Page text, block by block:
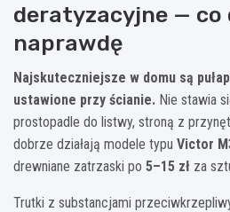
deratyzacyjne — co
naprawdę
Najskuteczniejsze w domu są
ustawione przy ścianie. Nie stawia
prostopadle do listwy, stroną z
dobrze działają modele typu Victor
drewniane zatrzaski po 5–15 zł za
Trutki z substancjami